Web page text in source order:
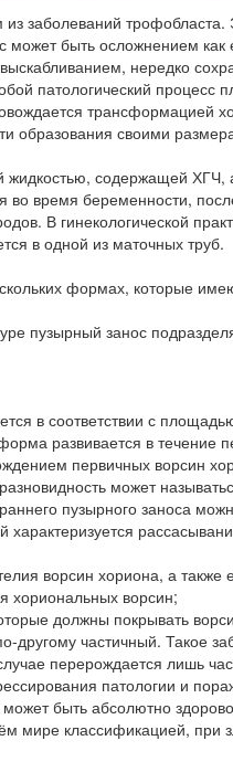
заболеваний
быть осложнением
нередко
патологический процесс
трансформацией
образования своими
жидкостью, содержащей
во время беременности,
В гинекологической
в одной из маточных труб.
формах, которые
пузырный занос
в соответствии с
развивается в течение
первичных ворсин
может
пузырного заноса
характеризуется
ворсин хориона, а также
хориональных ворсин;
должны покрывать
частичный. Такое
перерождается лишь
патологии и
быть абсолютно
мире классификацией, при